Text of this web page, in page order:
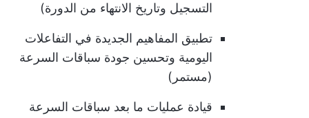
التسجيل وتاريخ الانتهاء من الدورة)
تطبيق المفاهيم الجديدة في التفاعلات
اليومية وتحسين جودة سباقات السرعة
(مستمر)
قيادة عمليات ما بعد سباقات السرعة